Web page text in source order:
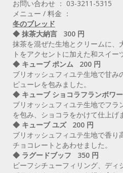
お問い合わせ ： 03-3211-5315
メニュー / 料金 ：
冬のブレッド
◆ 抹茶大納言 300 円
抹茶を混ぜた生地とクリームに、
トをアクセントに加えた和スイー
◆ キューブ ポンム 200 円
ブリオッシュフィユテ生地で甘み
ピューレを包みました。
◆ キューブ ショコラフランボワ
ブリオッシュフィユテ生地でフラ
を包み、ショコラをかけて仕上げ
◆ キューブ ユズ 200 円
ブリオッシュフィユテ生地で香り
チョコレートとあわせました。
◆ ラグードブッフ 350 円
ビーフシチューフィリング、ディ